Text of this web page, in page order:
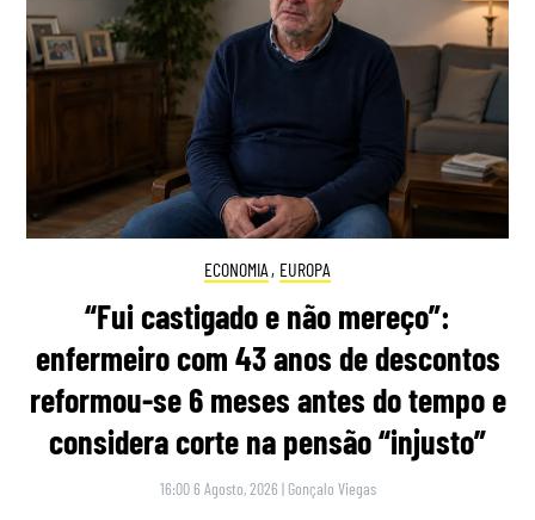
ECONOMIA , EUROPA
“Fui castigado e não mereço”:
enfermeiro com 43 anos de descontos
reformou-se 6 meses antes do tempo e
considera corte na pensão “injusto”
16:00 6 Agosto, 2026 | Gonçalo Viegas